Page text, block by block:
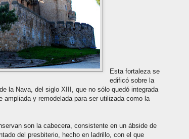
Esta fortaleza se
edificó sobre la
la Nava, del siglo XIII, que no sólo quedó integrada
ampliada y remodelada para ser utilizada como la
son la cabecera, consistente en un ábside de
del presbiterio, hecho en ladrillo, con el que